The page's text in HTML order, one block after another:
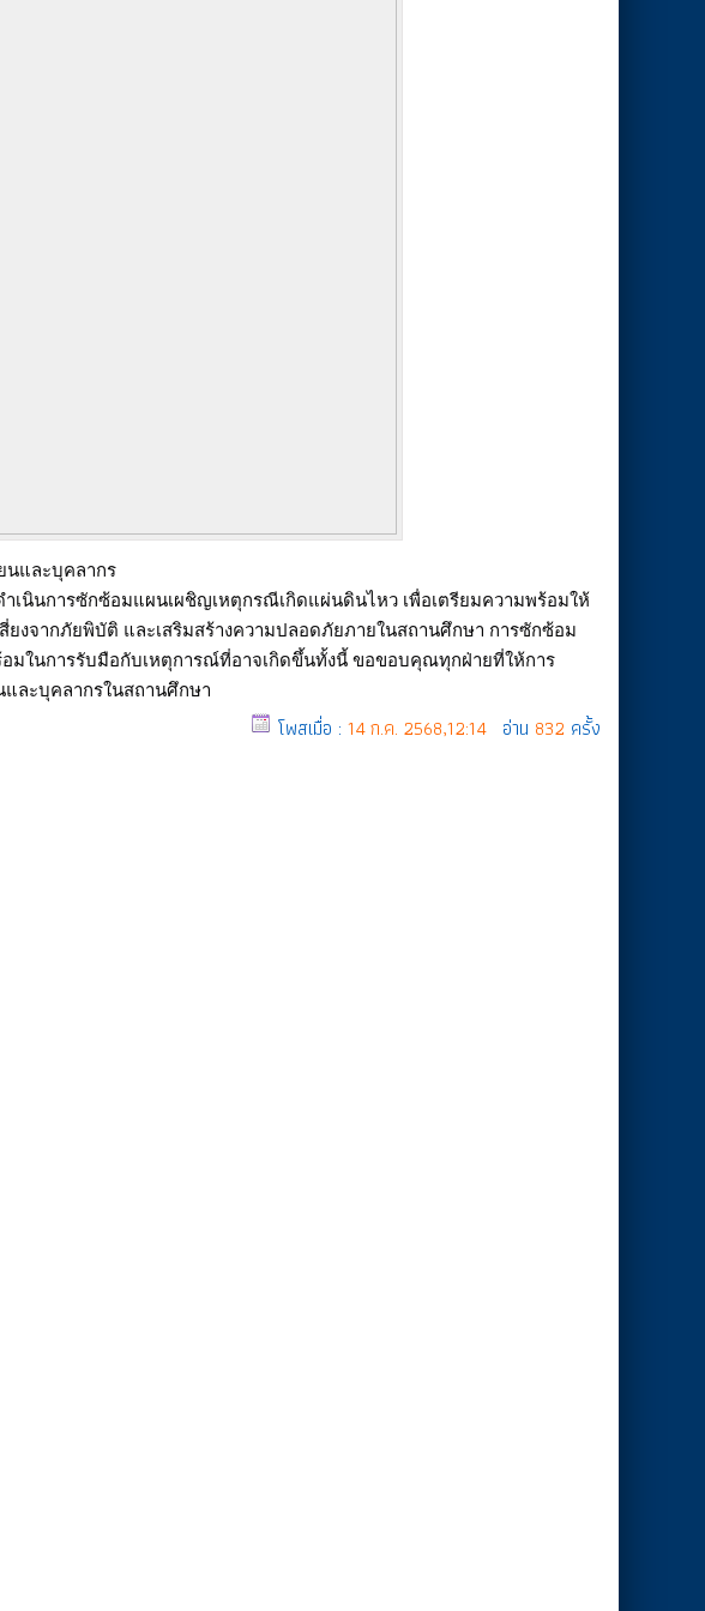
นและบุคลากร
เนินการซักซ้อมแผนเผชิญเหตุกรณีเกิดแผ่นดินไหว เพื่อเตรียมความพร้อมให้
งจากภัยพิบัติ และเสริมสร้างความปลอดภัยภายในสถานศึกษา การซักซ้อม
มในการรับมือกับเหตุการณ์ที่อาจเกิดขึ้นทั้งนี้ ขอขอบคุณทุกฝ่ายที่ให้การ
ละบุคลากรในสถานศึกษา
โพสเมื่อ : 14 ก.ค. 2568,12:14 อ่าน 832 ครั้ง